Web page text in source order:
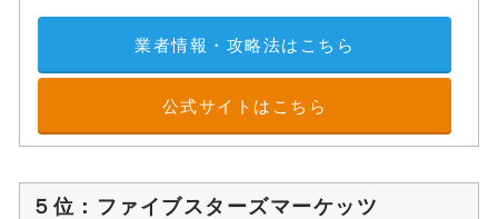
業者情報・攻略法はこちら
公式サイトはこちら
５位：ファイブスターズマーケッツ